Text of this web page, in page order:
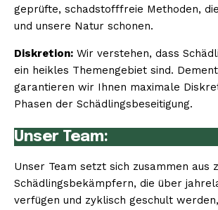
geprüfte, schadstofffreie Methoden,
und unsere Natur schonen.
Diskretion: Wir verstehen, dass
ein heikles Themengebiet sind.
garantieren wir Ihnen maximale
Phasen der Schädlingsbeseitigung.
Unser Team:
Unser Team setzt sich zusammen aus
Schädlingsbekämpfern, die über
verfügen und zyklisch geschult